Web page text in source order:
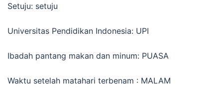
Setuju: setuju
Universitas Pendidikan Indonesia: UPI
Ibadah pantang makan dan minum: PUASA
Waktu setelah matahari terbenam : MALAM